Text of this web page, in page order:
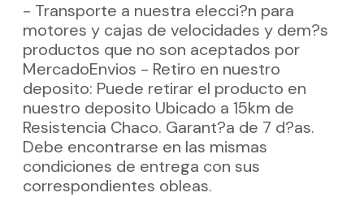
- Transporte a nuestra elecci?n para
motores y cajas de velocidades y dem?s
productos que no son aceptados por
MercadoEnvios - Retiro en nuestro
deposito: Puede retirar el producto en
nuestro deposito Ubicado a 15km de
Resistencia Chaco. Garant?a de 7 d?as.
Debe encontrarse en las mismas
condiciones de entrega con sus
correspondientes obleas.